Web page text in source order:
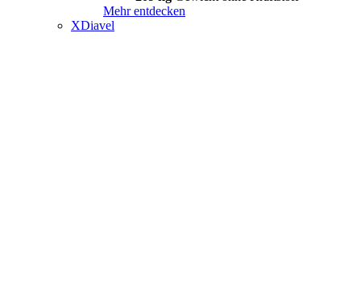
Mehr entdecken
XDiavel